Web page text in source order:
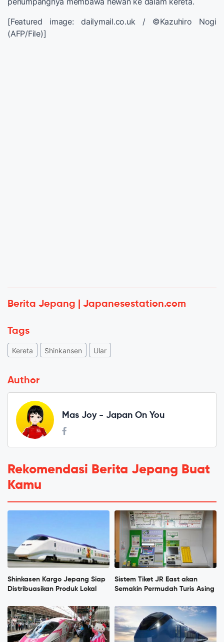
[Featured image: dailymail.co.uk / ©Kazuhiro Nogi
(AFP/File)]
Berita Jepang | Japanesestation.com
Tags
Kereta Shinkansen Ular
Author
Mas Joy - Japan On You
Rekomendasi Berita Jepang Buat
Kamu
Shinkasen Kargo Jepang Siap
Distribuasikan Produk Lokal
Sistem Tiket JR East akan
Semakin Permudah Turis Asing